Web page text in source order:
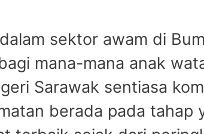
sektor awam di
mana-mana anak
Sarawak sentiasa
berada pada tahap